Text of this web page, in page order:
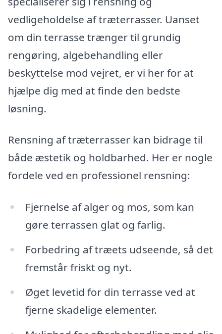
vedligeholdelse af træterrasser. Uanset
om din terrasse trænger til grundig
rengøring, algebehandling eller
beskyttelse mod vejret, er vi her for at
hjælpe dig med at finde den bedste
løsning.
Rensning af træterrasser kan bidrage til
både æstetik og holdbarhed. Her er nogle
fordele ved en professionel rensning:
Fjernelse af alger og mos, som kan
gøre terrassen glat og farlig.
Forbedring af træets udseende, så det
fremstår friskt og nyt.
Øget levetid for din terrasse ved at
fjerne skadelige elementer.